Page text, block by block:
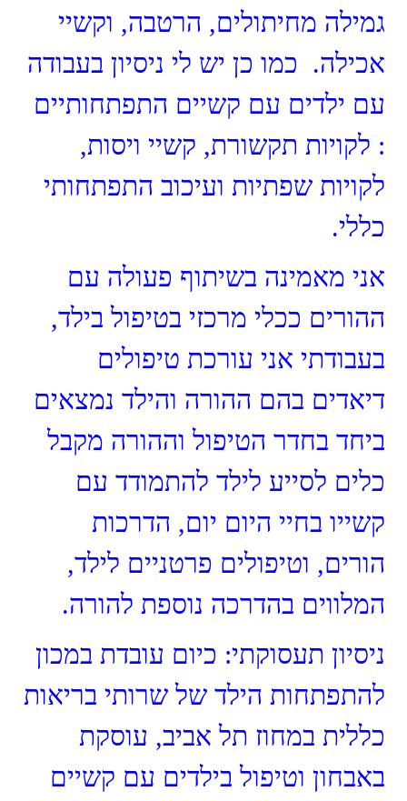
גמילה מחיתולים, הרטבה, וקשיי
אכילה. כמו כן יש לי ניסיון בעבודה
עם ילדים עם קשיים התפתחותיים
: לקויות תקשורת, קשיי ויסות,
לקויות שפתיות ועיכוב התפתחותי
כללי.
אני מאמינה בשיתוף פעולה עם
ההורים ככלי מרכזי בטיפול בילד,
בעבודתי אני עורכת טיפולים
דיאדים בהם ההורה והילד נמצאים
ביחד בחדר הטיפול וההורה מקבל
כלים לסייע לילד להתמודד עם
קשייו בחיי היום יום, הדרכות
הורים, וטיפולים פרטניים לילד,
המלווים בהדרכה נוספת להורה.
ניסיון תעסוקתי: כיום עובדת במכון
להתפתחות הילד של שרותי בריאות
כללית במחוז תל אביב, עוסקת
באבחון וטיפול בילדים עם קשיים